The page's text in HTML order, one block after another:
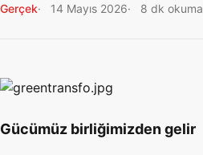
Gerçek 14 Mayıs 2026 8 dk okuma
Gücümüz birliğimizden gelir